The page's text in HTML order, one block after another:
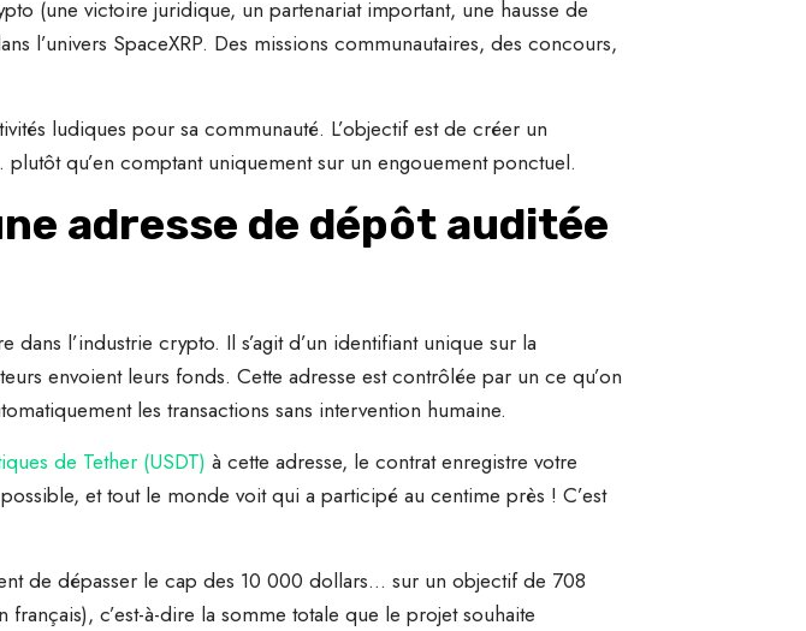
(une victoire juridique, un partenariat important, une hausse de
l’univers SpaceXRP. Des missions communautaires, des concours,
ludiques pour sa communauté. L’objectif est de créer un
qu’en comptant uniquement sur un engouement ponctuel.
adresse de dépôt auditée
l’industrie crypto. Il s’agit d’un identifiant unique sur la
envoient leurs fonds. Cette adresse est contrôlée par un ce qu’on
les transactions sans intervention humaine.
de Tether (USDT) à cette adresse, le contrat enregistre votre
et tout le monde voit qui a participé au centime près ! C’est
de dépasser le cap des 10 000 dollars… sur un objectif de 708
c’est-à-dire la somme totale que le projet souhaite